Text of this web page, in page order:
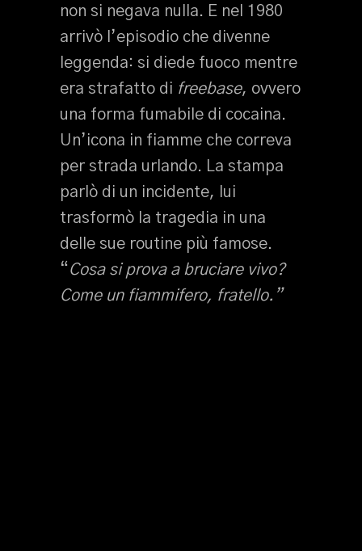
non si negava nulla. E nel 1980
arrivò l’episodio che divenne
leggenda: si diede fuoco mentre
era strafatto di freebase, ovvero
una forma fumabile di cocaina.
Un’icona in fiamme che correva
per strada urlando. La stampa
parlò di un incidente, lui
trasformò la tragedia in una
delle sue routine più famose.
“Cosa si prova a bruciare vivo?
Come un fiammifero, fratello.”